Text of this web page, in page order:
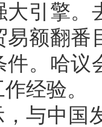
大引擎。
易额翻
件。哈议
经验。
与中国